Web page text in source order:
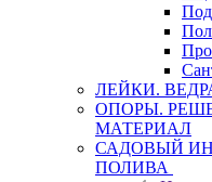
ЛЕЙКИ.
ОПОРЫ.
МАТЕРИАЛ
САДОВЫЙ
ПОЛИВА